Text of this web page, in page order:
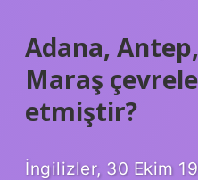
Adana,
Maraş
etmiştir?
İngilizler, 30 Ekim